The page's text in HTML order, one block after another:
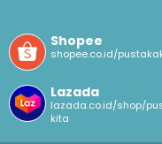
Shopee
shopee.co.id/
Lazada
lazada.co.id/shop/
kita